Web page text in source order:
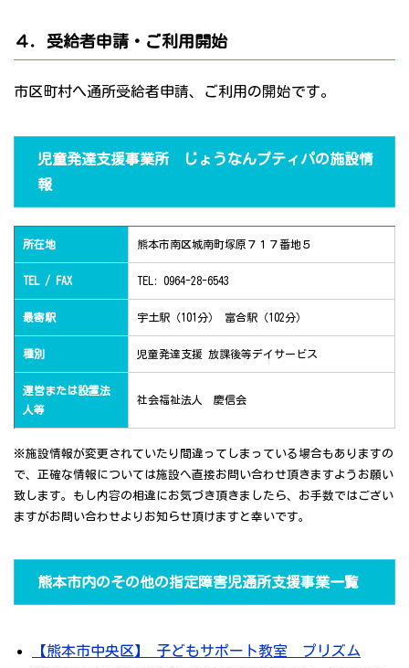
４．受給者申請・ご利用開始
市区町村へ通所受給者申請、ご利用の開始です。
児童発達支援事業所 じょうなんプティパの施設情
報
所在地 熊本市南区城南町塚原７１７番地５
TEL / FAX TEL: 0964-28-6543
最寄駅 宇土駅（101分） 富合駅（102分）
種別 児童発達支援 放課後等デイサービス
運営または設置法
人等
社会福祉法人 慶信会
※施設情報が変更されていたり間違ってしまっている場合もありますの
で、正確な情報については施設へ直接お問い合わせ頂きますようお願い
致します。もし内容の相違にお気づき頂きましたら、お手数ではござい
ますがお問い合わせよりお知らせ頂けますと幸いです。
熊本市内のその他の指定障害児通所支援事業一覧
【熊本市中央区】 子どもサポート教室 プリズム